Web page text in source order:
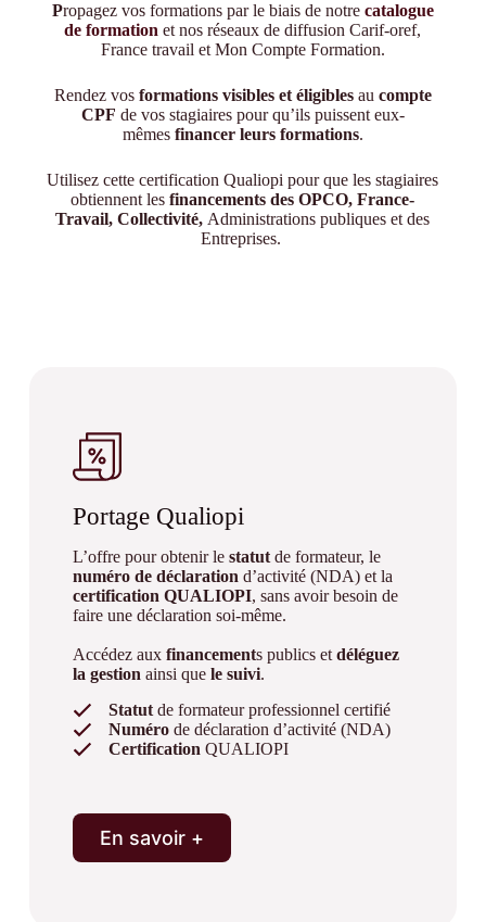
Propagez vos formations par le biais de notre catalogue
de formation et nos réseaux de diffusion Carif-oref,
France travail et Mon Compte Formation.
Rendez vos formations visibles et éligiblesau compte
CPF de vos stagiaires pour qu’ils puissent eux-
mêmes financer leurs formations.
Utilisez cette certification Qualiopi pour que les stagiaires
obtiennent les financements des OPCO, France-
Travail, Collectivité, Administrations publiques et des
Entreprises.
Portage Qualiopi
L’offre pour obtenir le statutde formateur, le
numéro de déclaration d’activité (NDA) et la
certification QUALIOPI, sans avoir besoin de
faire une déclaration soi-même.
Accédez aux financements publics et déléguez
la gestion ainsi que le suivi.
Statutde formateur professionnel certifié
Numérode déclaration d’activité (NDA)
Certification QUALIOPI
En savoir +